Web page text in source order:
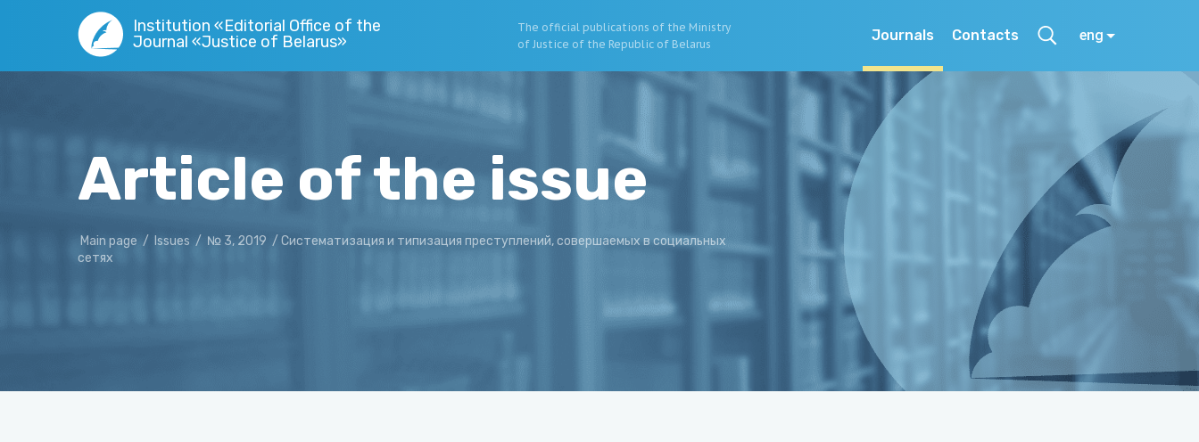
Institution «Editorial Office of the
Journal «Justice of Belarus»
The official publications of the Ministry
of Justice of the Republic of Belarus
Journals Contacts eng
Article of the issue
Main page / Issues / № 3, 2019 / Систематизация и типизация преступлений, совершаемых в социальных
сетях